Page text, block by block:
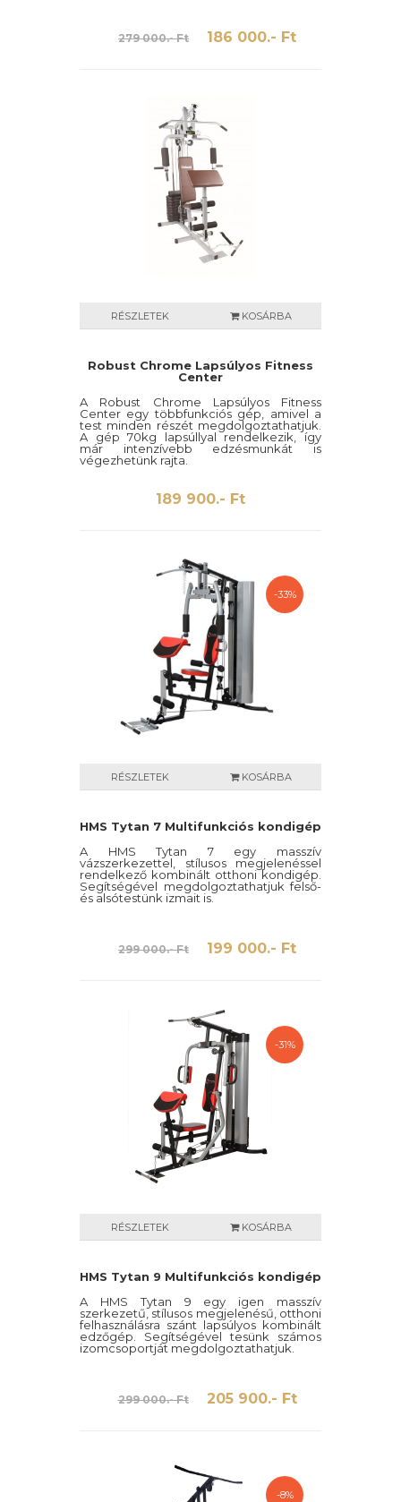
279 000.- Ft 186 000.- Ft
RÉSZLETEK KOSÁRBA
Robust Chrome Lapsúlyos Fitness
Center
A Robust Chrome Lapsúlyos Fitness
Center egy többfunkciós gép, amivel a
test minden részét megdolgoztathatjuk.
A gép 70kg lapsúllyal rendelkezik, így
már intenzívebb edzésmunkát is
végezhetünk rajta.
189 900.- Ft
-33%
RÉSZLETEK KOSÁRBA
HMS Tytan 7 Multifunkciós kondigép
A HMS Tytan 7 egy masszív
vázszerkezettel, stílusos megjelenéssel
rendelkező kombinált otthoni kondigép.
Segítségével megdolgoztathatjuk felső-
és alsótestünk izmait is.
299 000.- Ft 199 000.- Ft
-31%
RÉSZLETEK KOSÁRBA
HMS Tytan 9 Multifunkciós kondigép
A HMS Tytan 9 egy igen masszív
szerkezetű, stílusos megjelenésű, otthoni
felhasználásra szánt lapsúlyos kombinált
edzőgép. Segítségével tesünk számos
izomcsoportját megdolgoztathatjuk.
299 000.- Ft 205 900.- Ft
-8%